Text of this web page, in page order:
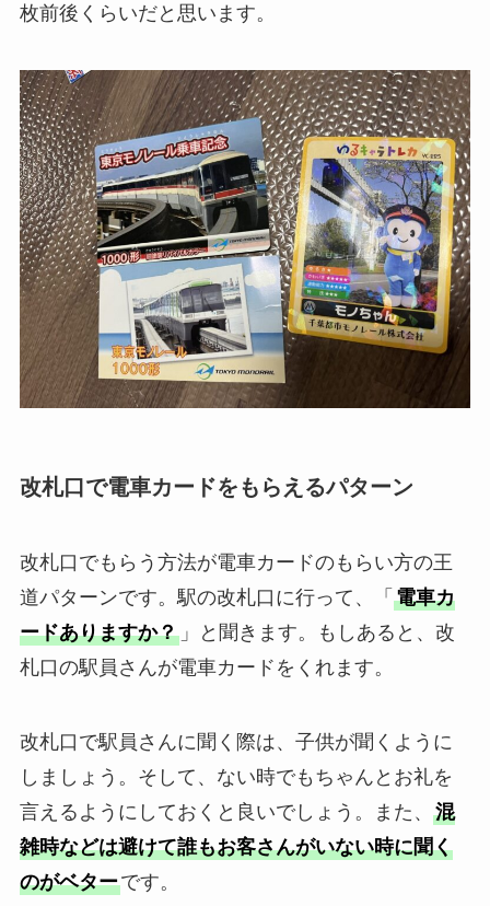
枚前後くらいだと思います。
改札口で電車カードをもらえるパターン
改札口でもらう方法が電車カードのもらい方の王
道パターンです。駅の改札口に行って、「 電車カ
ードありますか？」と聞きます。もしあると、改
札口の駅員さんが電車カードをくれます。
改札口で駅員さんに聞く際は、子供が聞くように
しましょう。そして、ない時でもちゃんとお礼を
言えるようにしておくと良いでしょう。また、 混
雑時などは避けて誰もお客さんがいない時に聞く
のがベターです。